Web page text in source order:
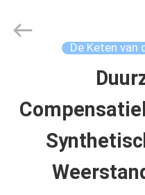
PRODUCTEN
VIDEO'S
SUNNY
ELEVATOR
De Keten